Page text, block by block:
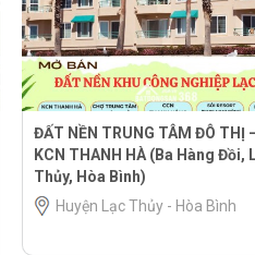
ĐẤT NỀN TRUNG TÂM ĐÔ THỊ
KCN THANH HÀ (Ba Hàng Đồi,
Thủy, Hòa Bình)
Huyện Lạc Thủy - Hòa Bình